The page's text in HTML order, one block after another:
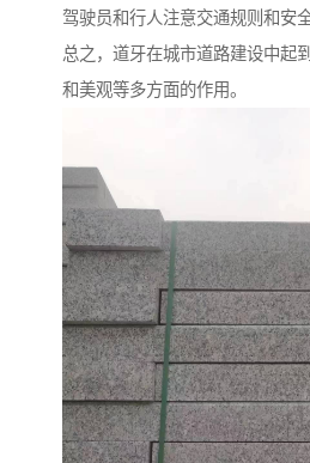
驾驶员和行人注意交通规则和安全
总之，道牙在城市道路建设中起
和美观等多方面的作用。